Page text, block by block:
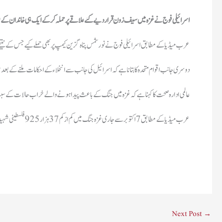
اسرائیلی فوج نے غزہ میں سیف زون قرار دیے گئے علاقے پر حملہ کرکے ایک ہی خاندان کے 9 افراد سمیت 12 فلسطینیوں کو شہید کردیا۔
عرب میڈیا کے مطابق اسرائیلی فوج نے نور شمس پناہ گزین کیمپ پر بھی حملے کیے جس کے نتیجے میں 6 فلسطینی
دوسری جانب اقوام متحدہ کا بتانا ہے کہ اسرائیل کی جانب سے انخلاء کے احکامات ملنے کے بعد
عرب میڈیا کے مطابق 7 اکتوبر سے جاری غزہ جنگ میں کم از کم 37 ہزار 925 فلسطینی شہید اور 87 ہزار سے زائد زخمی ہیں۔
Next Post →